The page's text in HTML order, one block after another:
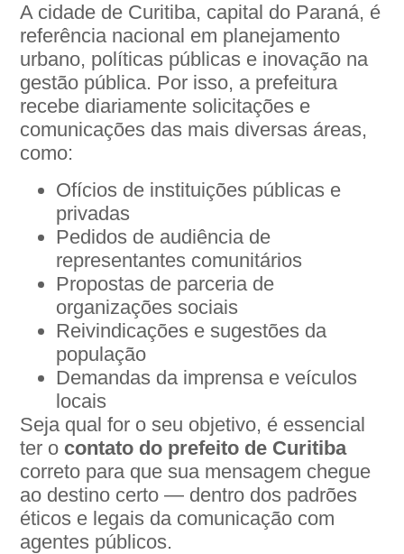
A cidade de Curitiba, capital do Paraná, é
referência nacional em planejamento
urbano, políticas públicas e inovação na
gestão pública. Por isso, a prefeitura
recebe diariamente solicitações e
comunicações das mais diversas áreas,
como:
Ofícios de instituições públicas e
privadas
Pedidos de audiência de
representantes comunitários
Propostas de parceria de
organizações sociais
Reivindicações e sugestões da
população
Demandas da imprensa e veículos
locais
Seja qual for o seu objetivo, é essencial
ter o contato do prefeito de Curitiba
correto para que sua mensagem chegue
ao destino certo — dentro dos padrões
éticos e legais da comunicação com
agentes públicos.